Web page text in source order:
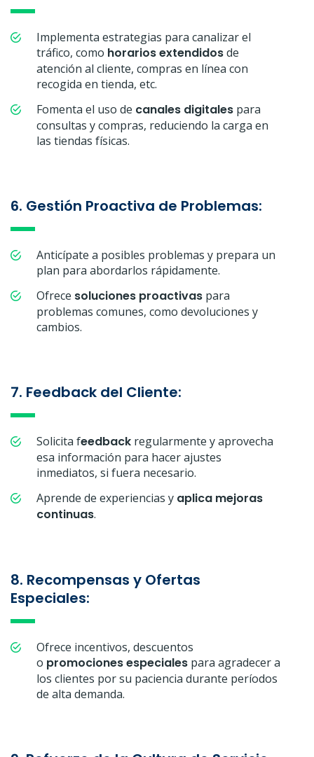
Implementa estrategias para canalizar el
tráfico, como horarios extendidosde
atención al cliente, compras en línea con
recogida en tienda, etc.
Fomenta el uso de canales digitales para
consultas y compras, reduciendo la carga en
las tiendas físicas.
6. Gestión Proactiva de Problemas:
Anticípate a posibles problemas y prepara un
plan para abordarlos rápidamente.
Ofrece soluciones proactivas para
problemas comunes, como devoluciones y
cambios.
7. Feedback del Cliente:
Solicita feedback regularmente y aprovecha
esa información para hacer ajustes
inmediatos, si fuera necesario.
Aprende de experiencias y aplica mejoras
continuas.
8. Recompensas y Ofertas
Especiales:
Ofrece incentivos, descuentos
o promociones especiales para agradecer a
los clientes por su paciencia durante períodos
de alta demanda.